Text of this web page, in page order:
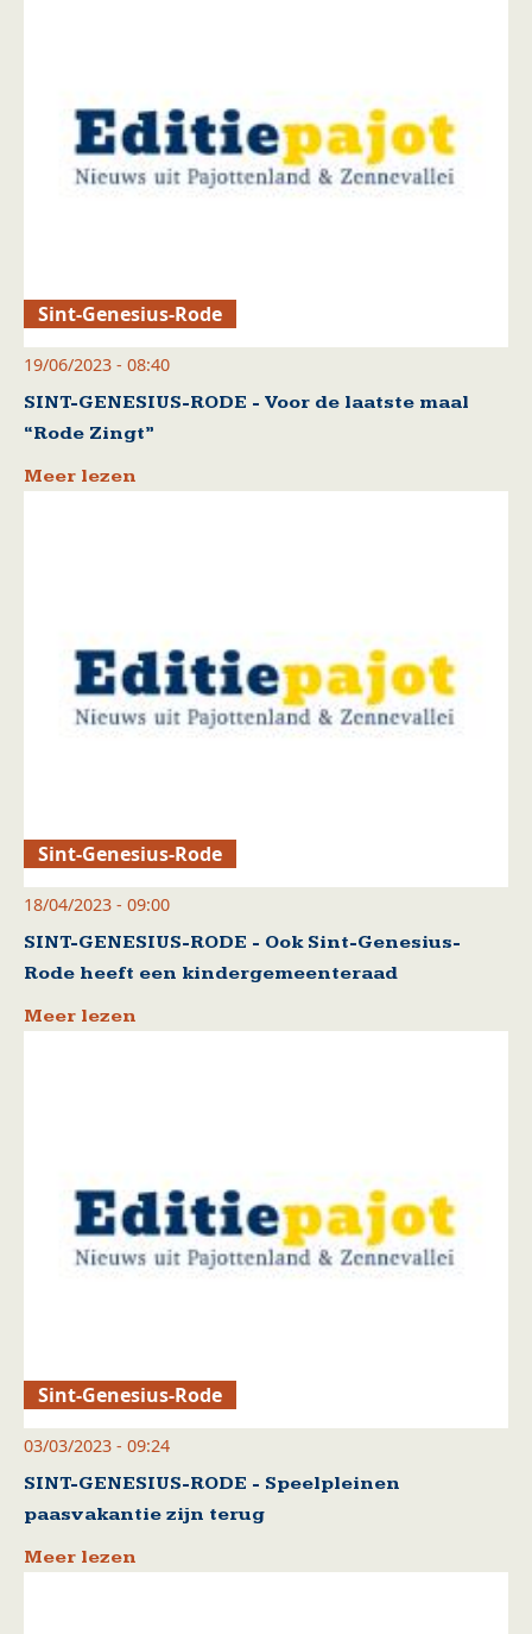
Sint-Genesius-Rode
19/06/2023 - 08:40
SINT-GENESIUS-RODE - Voor de laatste maal
“Rode Zingt”
Meer lezen
Sint-Genesius-Rode
18/04/2023 - 09:00
SINT-GENESIUS-RODE - Ook Sint-Genesius-
Rode heeft een kindergemeenteraad
Meer lezen
Sint-Genesius-Rode
03/03/2023 - 09:24
SINT-GENESIUS-RODE - Speelpleinen
paasvakantie zijn terug
Meer lezen